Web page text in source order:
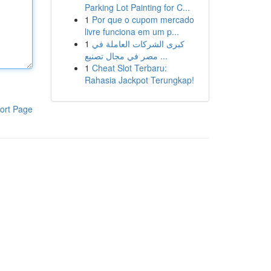
Page
Parking Lot Painting for C...
1 Por que o cupom mercado
livre funciona em um p...
1 كبرى الشركات العاملة في
مصر في مجال تصنيع ...
1 Cheat Slot Terbaru:
Rahasia Jackpot Terungkap!